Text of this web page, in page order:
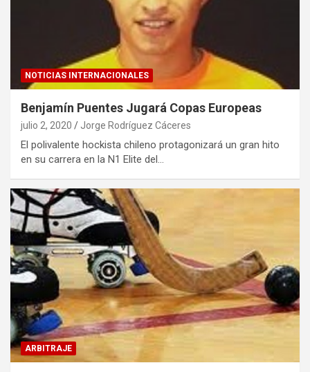
NOTICIAS INTERNACIONALES
Benjamín Puentes Jugará Copas Europeas
julio 2, 2020 Jorge Rodríguez Cáceres
El polivalente hockista chileno protagonizará un gran hito
en su carrera en la N1 Elite del…
ARBITRAJE